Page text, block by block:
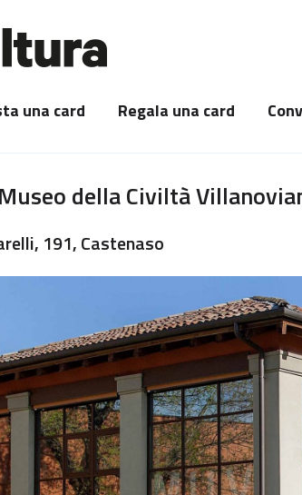
una card Regala una card
della Civiltà
191, Castenaso